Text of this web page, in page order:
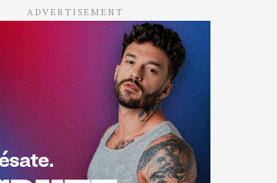
ADVERTISEMENT